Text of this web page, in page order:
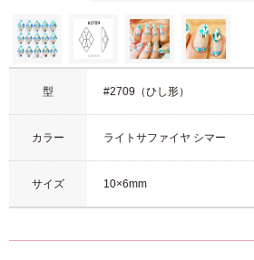
型 #2709（ひし形）
カラー ライトサファイヤ シマー
サイズ 10×6mm